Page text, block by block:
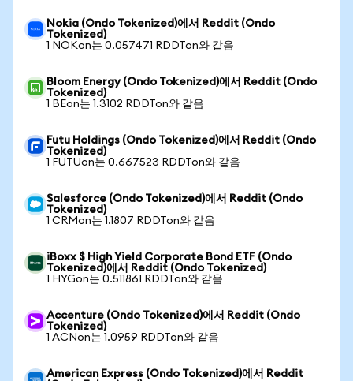
Nokia (Ondo Tokenized)에서 Reddit (Ondo
Tokenized)
1 NOKon는 0.057471 RDDTon와 같음
Bloom Energy (Ondo Tokenized)에서 Reddit (Ondo
Tokenized)
1 BEon는 1.3102 RDDTon와 같음
Futu Holdings (Ondo Tokenized)에서 Reddit (Ondo
Tokenized)
1 FUTUon는 0.667523 RDDTon와 같음
Salesforce (Ondo Tokenized)에서 Reddit (Ondo
Tokenized)
1 CRMon는 1.1807 RDDTon와 같음
iBoxx $ High Yield Corporate Bond ETF (Ondo
Tokenized)에서 Reddit (Ondo Tokenized)
1 HYGon는 0.511861 RDDTon와 같음
Accenture (Ondo Tokenized)에서 Reddit (Ondo
Tokenized)
1 ACNon는 1.0959 RDDTon와 같음
American Express (Ondo Tokenized)에서 Reddit